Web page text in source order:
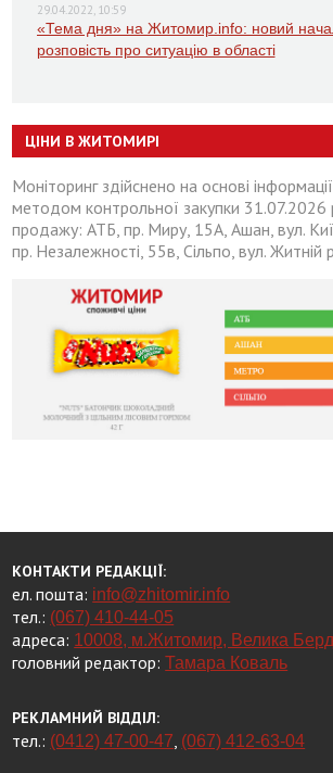
29.04.2022, 10:59
«Тема дня» на Житомир.info: новий
розповість про ситуацію в області
ЦІНИ В ЖИТОМИРІ
Моніторинг здійснено на основі
методом контрольної закупки 31.07.2026
продажу: АТБ, пр. Миру, 15А, Ашан, вул.
пр. Незалежності, 55в, Сільпо, вул. Житній
КОНТАКТИ РЕДАКЦІЇ:
ел. пошта: info@zhitomir.info
тел.: (067) 410-44-05
адреса: 10008, м.Житомир, Велика
головний редактор:Тамара Коваль
РЕКЛАМНИЙ ВІДДІЛ:
тел.: (0412) 47-00-47, (067) 412-63-04